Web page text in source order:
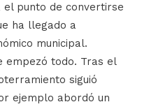
punto de convertirse
ha llegado a
municipal.
empezó todo. Tras el
siguió
ejemplo abordó un